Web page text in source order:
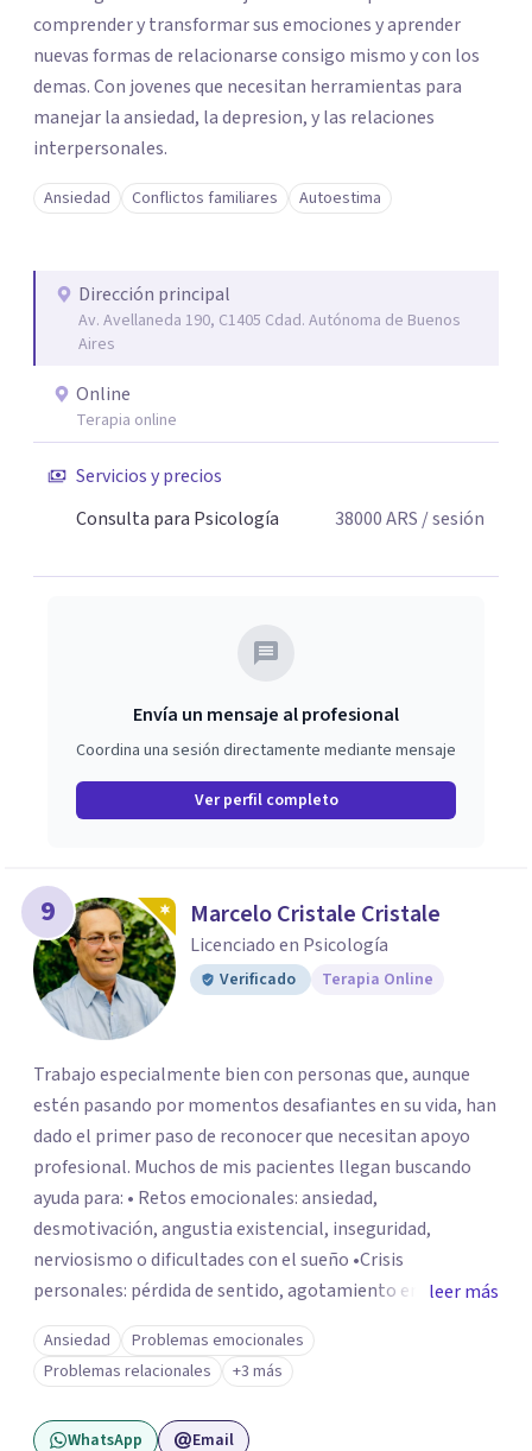
comprender y transformar sus emociones y aprender
nuevas formas de relacionarse consigo mismo y con los
demas. Con jovenes que necesitan herramientas para
manejar la ansiedad, la depresion, y las relaciones
interpersonales.
Ansiedad Conflictos familiares Autoestima
Dirección principal
Av. Avellaneda 190, C1405 Cdad. Autónoma de Buenos
Aires
Online
Terapia online
Servicios y precios
Consulta para Psicología
38000ARS / sesión
Envía un mensaje al profesional
Coordina una sesión directamente mediante mensaje
Ver perfil completo
9 Marcelo Cristale Cristale
Licenciado en Psicología
Verificado Terapia Online
Trabajo especialmente bien con personas que, aunque
estén pasando por momentos desafiantes en su vida, han
dado el primer paso de reconocer que necesitan apoyo
profesional. Muchos de mis pacientes llegan buscando
ayuda para: • Retos emocionales: ansiedad,
desmotivación, angustia existencial, inseguridad,
nerviosismo o dificultades con el sueño •Crisis
personales: pérdida de sentido, agotamiento emocional
o dificultad para manejar transiciones vitales •Conflictos
relacionales: problemas de pareja, tensiones familiares,
desafíos laborales o dificultades en dinámicas sociales.
leer más
Ansiedad
Problemas emocionales
Problemas relacionales
+3 más
WhatsApp Email